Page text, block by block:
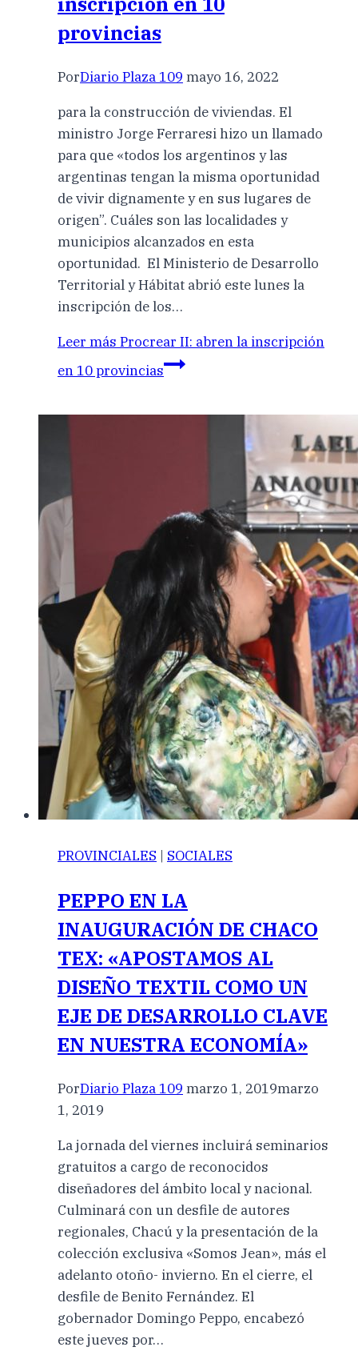
provincias
PorDiario Plaza 109 mayo 16, 2022
para la construcción de viviendas. El
ministro Jorge Ferraresi hizo un llamado
para que «todos los argentinos y las
argentinas tengan la misma oportunidad
de vivir dignamente y en sus lugares de
origen”. Cuáles son las localidades y
municipios alcanzados en esta
oportunidad. El Ministerio de Desarrollo
Territorial y Hábitat abrió este lunes la
inscripción de los…
Leer más Procrear II: abren la inscripción
en 10 provincias
PROVINCIALES | SOCIALES
PEPPO EN LA
INAUGURACIÓN DE CHACO
TEX: «APOSTAMOS AL
DISEÑO TEXTIL COMO UN
EJE DE DESARROLLO CLAVE
EN NUESTRA ECONOMÍA»
PorDiario Plaza 109 marzo 1, 2019marzo
1, 2019
La jornada del viernes incluirá seminarios
gratuitos a cargo de reconocidos
diseñadores del ámbito local y nacional.
Culminará con un desfile de autores
regionales, Chacú y la presentación de la
colección exclusiva «Somos Jean», más el
adelanto otoño- invierno. En el cierre, el
desfile de Benito Fernández. El
gobernador Domingo Peppo, encabezó
este jueves por…